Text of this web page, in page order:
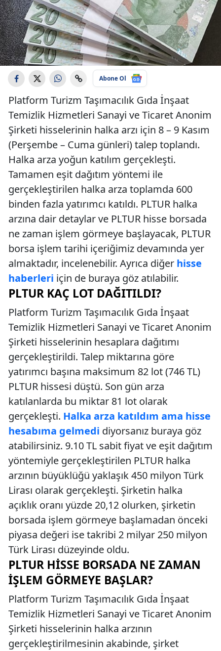
Abone Ol
Platform Turizm Taşımacılık Gıda İnşaat
Temizlik Hizmetleri Sanayi ve Ticaret Anonim
Şirketi hisselerinin halka arzı için 8 – 9 Kasım
(Perşembe – Cuma günleri) talep toplandı.
Halka arza yoğun katılım gerçekleşti.
Tamamen eşit dağıtım yöntemi ile
gerçekleştirilen halka arza toplamda 600
binden fazla yatırımcı katıldı. PLTUR halka
arzına dair detaylar ve PLTUR hisse borsada
ne zaman işlem görmeye başlayacak, PLTUR
borsa işlem tarihi içeriğimiz devamında yer
almaktadır, incelenebilir. Ayrıca diğer hisse
haberleri için de buraya göz atılabilir.
PLTUR KAÇ LOT DAĞITILDI?
Platform Turizm Taşımacılık Gıda İnşaat
Temizlik Hizmetleri Sanayi ve Ticaret Anonim
Şirketi hisselerinin hesaplara dağıtımı
gerçekleştirildi. Talep miktarına göre
yatırımcı başına maksimum 82 lot (746 TL)
PLTUR hissesi düştü. Son gün arza
katılanlarda bu miktar 81 lot olarak
gerçekleşti. Halka arza katıldım ama hisse
hesabıma gelmedi diyorsanız buraya göz
atabilirsiniz. 9.10 TL sabit fiyat ve eşit dağıtım
yöntemiyle gerçekleştirilen PLTUR halka
arzının büyüklüğü yaklaşık 450 milyon Türk
Lirası olarak gerçekleşti. Şirketin halka
açıklık oranı yüzde 20,12 olurken, şirketin
borsada işlem görmeye başlamadan önceki
piyasa değeri ise takribi 2 milyar 250 milyon
Türk Lirası düzeyinde oldu.
PLTUR HISSE BORSADA NE ZAMAN
İŞLEM GÖRMEYE BAŞLAR?
Platform Turizm Taşımacılık Gıda İnşaat
Temizlik Hizmetleri Sanayi ve Ticaret Anonim
Şirketi hisselerinin halka arzının
gerçekleştirilmesinin akabinde, şirket